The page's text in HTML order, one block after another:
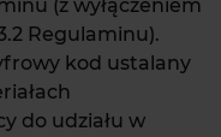
(z wyłączeniem
Regulaminu).
kod ustalany
do udziału w